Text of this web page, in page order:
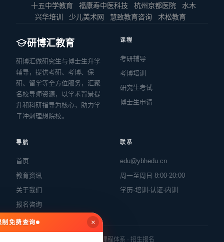
十五中学教育
福康寿中医科技 杭州京都医院
水木
兴华培训
少儿美术网 慧致教育咨询 术松教育
研博汇教育
研博汇做研究生与博士生升学
辅导，提供考研、考博、保
研、留学等全方位服务，汇聚
名校导师资源，以学术背景提
升和科研指导为核心，助力学
子冲刺理想院校。
课程
考研辅导
考博培训
研究生考试
博士生申请
导航
首页
教育资讯
关于我们
报名咨询
联系
edu@ybhedu.cn
周一至周日 8:00-20:00
学历·培训·认证·内训
© 2026 研博汇教育 · 教育培训 · 课程体系 · 招生报名
×
免费查询